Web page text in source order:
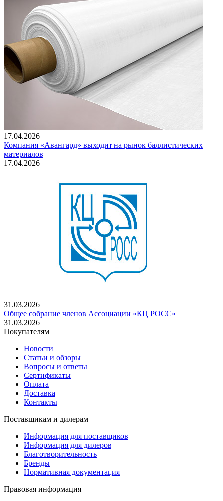
17.04.2026
Компания «Авангард» выходит на рынок баллистических
материалов
17.04.2026
31.03.2026
Общее собрание членов Ассоциации «КЦ РОСС»
31.03.2026
Покупателям
Новости
Статьи и обзоры
Вопросы и ответы
Сертификаты
Оплата
Доставка
Контакты
Поставщикам и дилерам
Информация для поставщиков
Информация для дилеров
Благотворительность
Бренды
Нормативная документация
Правовая информация